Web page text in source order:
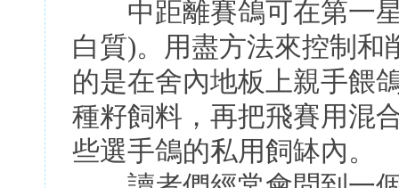
中距離賽鴿可在第一星
白質)。用盡方法來控制和
的是在舍內地板上親手餵
種籽飼料，再把飛賽用混
些選手鴿的私用飼缽內。